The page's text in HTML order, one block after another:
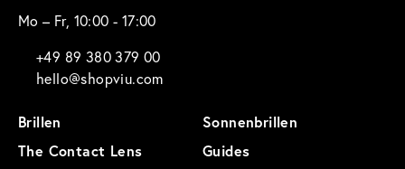
Mo – Fr, 10:00 - 17:00
+49 89 380 379 00
hello@shopviu.com
Brillen
Sonnenbrillen
The Contact Lens
Guides